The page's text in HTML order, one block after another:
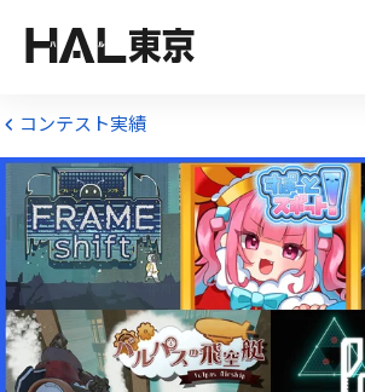
LANGUAGE
English
한국어 Tiếng Việt
コンテスト実績